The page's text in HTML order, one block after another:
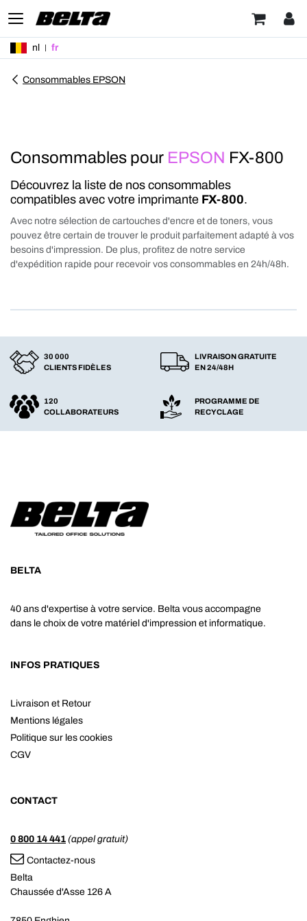
nl fr
Consommables EPSON
Consommables pour EPSON FX-800
Découvrez la liste de nos consommables
compatibles avec votre imprimante FX-800.
Avec notre sélection de cartouches d'encre et de toners, vous
pouvez être certain de trouver le produit parfaitement adapté à vos
besoins d'impression. De plus, profitez de notre service
d'expédition rapide pour recevoir vos consommables en 24h/48h.
30 000
CLIENTS FIDÈLES
LIVRAISON GRATUITE
EN 24/48H
120
COLLABORATEURS
PROGRAMME DE
RECYCLAGE
BELTA
40 ans d'expertise à votre service. Belta vous accompagne
dans le choix de votre matériel d'impression et informatique.
INFOS PRATIQUES
Livraison et Retour
Mentions légales
Politique sur les cookies
CGV
CONTACT
0 800 14 441 (appel gratuit)
Contactez-nous
Belta
Chaussée d'Asse 126 A